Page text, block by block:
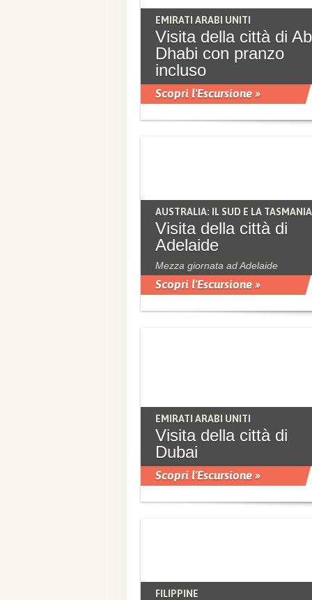
EMIRATI ARABI UNITI
Visita della città di
Dhabi con pranzo
incluso
Scopri l'Escursione »
AUSTRALIA: IL SUD E LA TASMANIA
Visita della città di
Adelaide
Mezza giornata ad Adelaide
Scopri l'Escursione »
EMIRATI ARABI UNITI
Visita della città di
Dubai
Scopri l'Escursione »
FILIPPINE